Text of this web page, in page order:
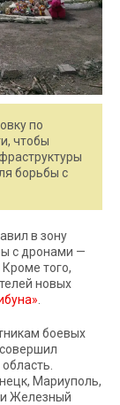
по
чтобы
борьбы с
в зону
с дронами —
того,
новых
боевых
Мариуполь,
и Железный